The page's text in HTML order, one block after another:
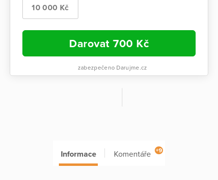
10 000 Kč
Darovat 700 Kč
zabezpečeno Darujme.cz
Informace Komentáře +9